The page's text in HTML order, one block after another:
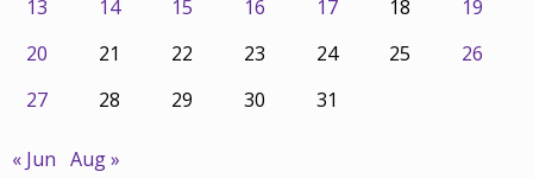
13
14 15 16 17 18
19
20
21 22 23 24 25
26
27
28 29 30 31
« Jun Aug »